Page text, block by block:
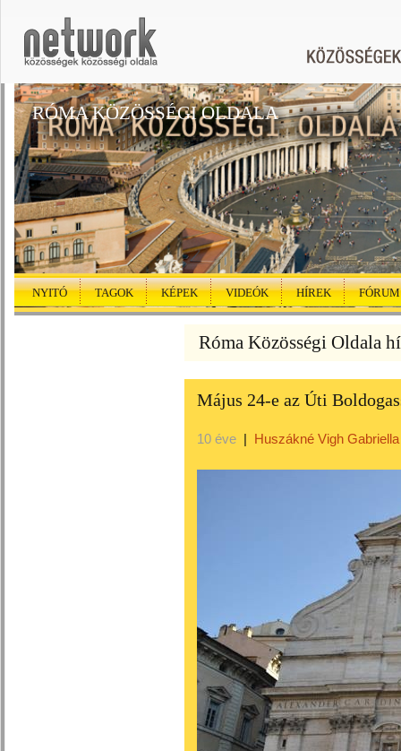
RÓMA KÖZÖSSÉGI OLDALA
NYITÓ TAGOK KÉPEK VIDEÓK HÍREK FÓRUM
Róma Közösségi Oldala
Május 24-e az Úti
10 éve | Huszákné Vigh Gabriella